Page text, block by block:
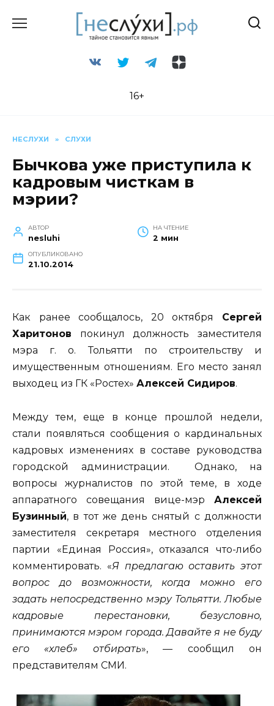
16+
НЕСЛУХИ » СЛУХИ
Бычкова уже приступила к
кадровым чисткам в
мэрии?
АВТОР
nesluhi
НА ЧТЕНИЕ
2 мин
ОПУБЛИКОВАНО
21.10.2014
Как ранее сообщалось, 20 октября Сергей
Харитонов покинул должность заместителя
мэра г. о. Тольятти по строительству и
имущественным отношениям. Его место занял
выходец из ГК «Ростех» Алексей Сидиров.
Между тем, еще в конце прошлой недели,
стали появляться сообщения о кардинальных
кадровых изменениях в составе руководства
городской администрации. Однако, на
вопросы журналистов по этой теме, в ходе
аппаратного совещания вице-мэр Алексей
Бузинный, в тот же день снятый с должности
заместителя секретаря местного отделения
партии «Единая Россия», отказался что-либо
комментировать. «Я предлагаю оставить этот
вопрос до возможности, когда можно его
задать непосредственно мэру Тольятти. Любые
кадровые перестановки, безусловно,
принимаются мэром города. Давайте я не буду
его «хлеб» отбирать», — сообщил он
представителям СМИ.